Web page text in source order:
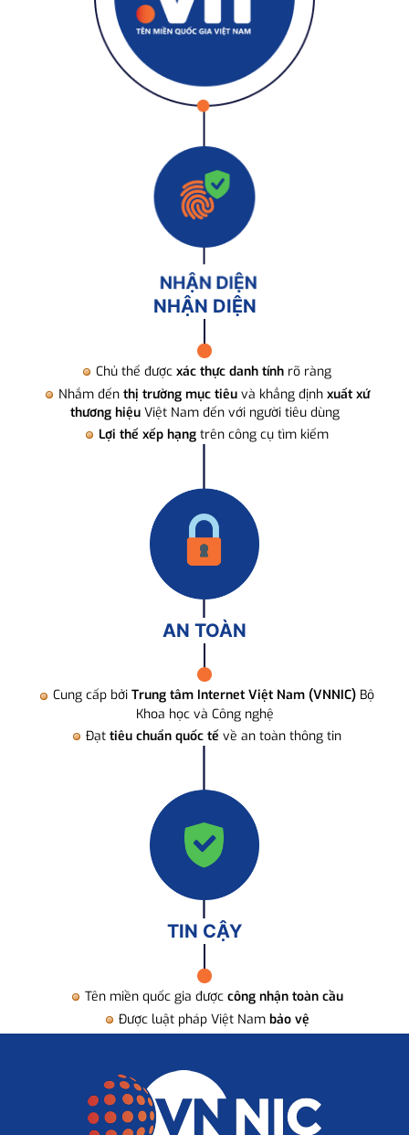
NHẬN DIỆN
Chủ thể được xác thực danh tính rõ ràng
Nhắm đến thị trường mục tiêuvà khẳng định xuất xứ
thương hiệuViệt Nam đến với người tiêu dùng
Lợi thế xếp hạng trên công cụ tìm kiếm
AN TOÀN
Cung cấp bởi Trung tâm Internet Việt Nam (VNNIC) Bộ
Khoa học và Công nghệ
Đạt tiêu chuẩn quốc tế về an toàn thông tin
TIN CẬY
Tên miền quốc gia được công nhận toàn cầu
Được luật pháp Việt Nam bảo vệ